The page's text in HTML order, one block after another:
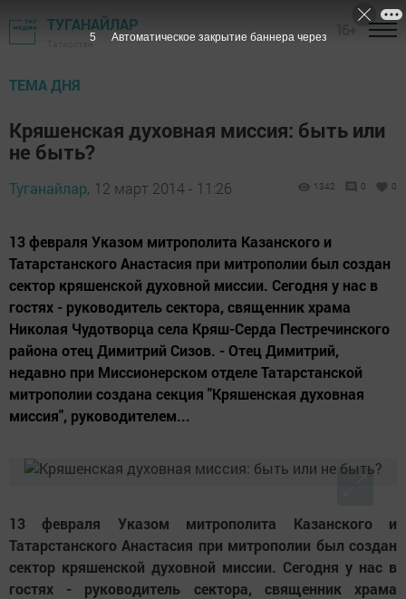
ТУГАНАЙЛАР
Татарстан
ТЕМА ДНЯ
Кряшенская духовная миссия: быть или
не быть?
Туганайлар, 12 март 2014 - 11:26 1342 0 0
13 февраля Указом митрополита Казанского и
Татарстанского Анастасия при митрополии был создан
сектор кряшенской духовной миссии. Сегодня у нас в
гостях - руководитель сектора, священник храма
Николая Чудотворца села Кряш-Серда Пестречинского
района отец Димитрий Сизов. - Отец Димитрий,
недавно при Миссионерском отделе Татарстанской
митрополии создана секция "Кряшенская духовная
миссия", руководителем...
13 февраля Указом митрополита Казанского и
Татарстанского Анастасия при митрополии был создан
сектор кряшенской духовной миссии. Сегодня у нас в
гостях - руководитель сектора, священник храма
4 Автоматическое закрытие баннера через